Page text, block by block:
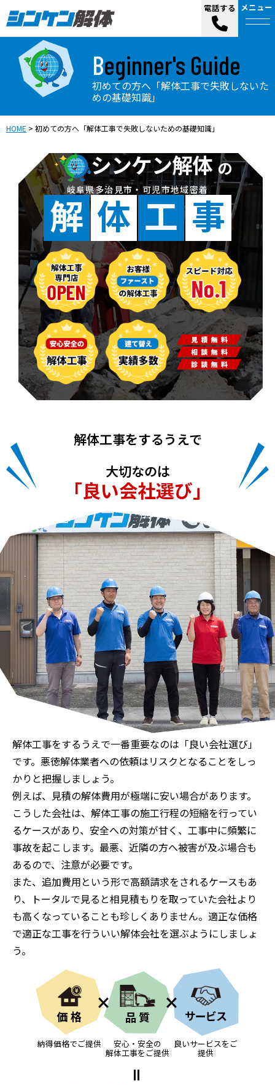
電話する メニュー
Beginner's Guide
初めての方へ「解体工事で失敗しないた
めの基礎知識」
HOME > 初めての方へ「解体工事で失敗しないための基礎知識」
シンケン解体 の
岐阜県多治見市・可児市地域密着
解 体 工 事
解体工事をするうえで
大切なのは
「良い会社選び」
解体工事をするうえで一番重要なのは「良い会社選び」
です。悪徳解体業者への依頼はリスクとなることをしっ
かりと把握しましょう。
例えば、見積の解体費用が極端に安い場合があります。
こうした会社は、解体工事の施工行程の短縮を行ってい
るケースがあり、安全への対策が甘く、工事中に頻繁に
事故を起こします。最悪、近隣の方へ被害が及ぶ場合も
あるので、注意が必要です。
また、追加費用という形で高額請求をされるケースもあ
り、トータルで見ると相見積もりを取っていた会社より
も高くなっていることも珍しくありません。適正な価格
で適正な工事を行ういい解体会社を選ぶようにしましょ
う。
価格
納得価格でご提供
×
品質
安心・安全の
解体工事をご提供
×
サービス
良いサービスをご
提供
＝